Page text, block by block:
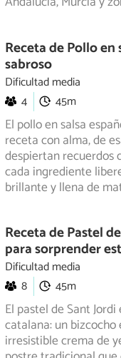
Receta de Pollo
sabroso
Dificultad media
4
45m
El pollo en salsa
receta con alma, de
despiertan recuerdos
cada ingrediente
brillante y llena de
Receta de Pastel
para sorprender
Dificultad media
8
45m
El pastel de Sant
catalana: un
irresistible crema de